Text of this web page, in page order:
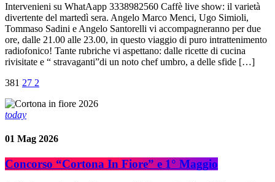
Intervenieni su WhatAapp 3338982560 Caffè live show: il varietà
divertente del martedì sera. Angelo Marco Menci, Ugo Simioli,
Tommaso Sadini e Angelo Santorelli vi accompagneranno per due
ore, dalle 21.00 alle 23.00, in questo viaggio di puro intrattenimento
radiofonico! Tante rubriche vi aspettano: dalle ricette di cucina
rivisitate e “ stravaganti”di un noto chef umbro, a delle sfide […]
381 27 2
today
01 Mag 2026
Concorso “Cortona In Fiore” e 1° Maggio